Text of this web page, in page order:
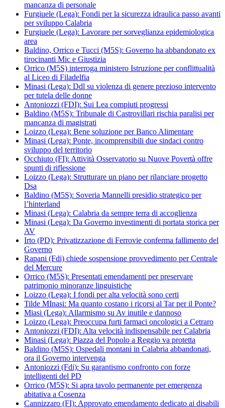
mancanza di personale
Furgiuele (Lega): Fondi per la sicurezza idraulica passo avanti
per sviluppo Calabria
Furgiuele (Lega): Lavorare per sorveglianza epidemiologica
area
Baldino, Orrico e Tucci (M5S): Governo ha abbandonato ex
tirocinanti Mic e Giustizia
Orrico (M5S) interroga ministero Istruzione per conflittualità
al Liceo di Filadelfia
Minasi (Lega): Ddl su violenza di genere prezioso intervento
per tutela delle donne
Antoniozzi (FDI): Sui Lea compiuti progressi
Baldino (M5S): Tribunale di Castrovillari rischia paralisi per
mancanza di magistrati
Loizzo (Lega): Bene soluzione per Banco Alimentare
Minasi (Lega): Ponte, incomprensibili due sindaci contro
sviluppo del territorio
Occhiuto (FI): Attività Osservatorio su Nuove Povertà offre
spunti di riflessione
Loizzo (Lega): Strutturare un piano per rilanciare progetto
Dsa
Baldino (M5S): Soveria Mannelli presidio strategico per
l’hinterland
Minasi (Lega): Calabria da sempre terra di accoglienza
Minasi (Lega): Da Governo investimenti di portata storica per
AV
Irto (PD): Privatizzazione di Ferrovie conferma fallimento del
Governo
Rapani (Fdi) chiede sospensione provvedimento per Centrale
del Mercure
Orrico (M5S): Presentati emendamenti per preservare
patrimonio minoranze linguistiche
Loizzo (Lega): I fondi per alta velocità sono certi
Tilde MInasi: Ma quanto costano i ricorsi al Tar per il Ponte?
Miasi (Lega): Allarmismo su Av inutile e dannoso
Loizzo (Lega): Preoccupa furti farmaci oncologici a Cetraro
Antoniozzi (FDI): Alta velocità indispensabile per Calabria
Minasi (Lega): Piazza del Popolo a Reggio va protetta
Baldino (M5S): Ospedali montani in Calabria abbandonati,
ora il Governo intervenga
Antoniozzi (Fdi): Su garantismo confronto con forze
intelligenti del PD
Orrico (M5S): Si apra tavolo permanente per emergenza
abitativa a Cosenza
Cannizzaro (FI): Approvato emendamento dedicato ai disabili